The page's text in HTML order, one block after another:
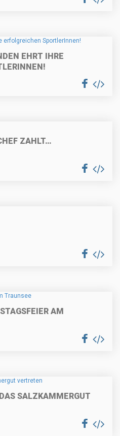
EHRT IHRE
ZAHLT…
AM
SALZKAMMERGUT